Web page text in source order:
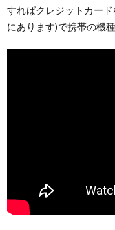
すればクレジットカー
にあります)で携帯の機